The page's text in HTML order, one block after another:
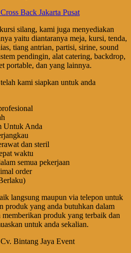
silang, kami juga menyediakan
yaitu diantaranya meja, kursi, tenda,
tiang antrian, partisi, sirine, sound
pendingin, alat catering, backdrop,
portable, dan yang lainnya.
kami siapkan untuk anda
Untuk Anda
dan steril
waktu
semua pekerjaan
order
langsung maupun via telepon untuk
produk yang anda butuhkan dalam
memberikan produk yang terbaik dan
untuk anda sekalian.
Bintang Jaya Event